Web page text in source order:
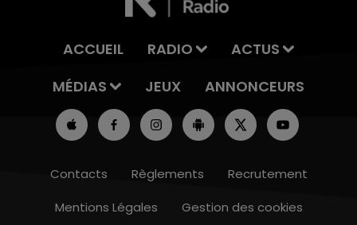
ACCUEIL RADIO
ACTUS
MÉDIAS
JEUX ANNONCEURS
Contacts Règlements
Recrutement
Mentions Légales
Gestion des cookies